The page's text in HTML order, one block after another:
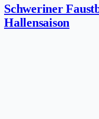
Schweriner
Hallensaison